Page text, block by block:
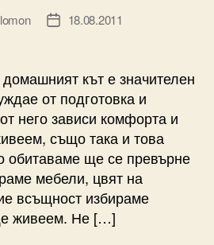
Post18.08.2011
кът е значителен
от подготовка и
него зависи комфорта и
също така и това
обитаваме ще се превърне
мебели, цвят на
всъщност избираме
живеем. Не […]